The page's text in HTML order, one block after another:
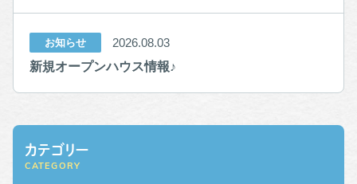
お知らせ
2026.08.03
新規オープンハウス情報♪
カテゴリー
CATEGORY